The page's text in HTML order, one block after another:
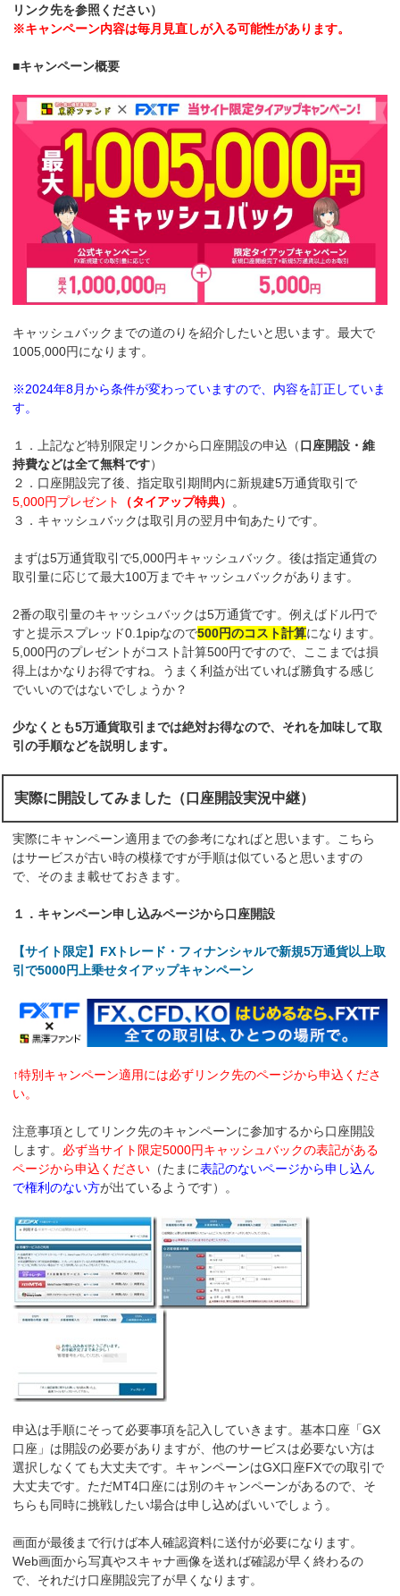
リンク先を参照ください）
※キャンペーン内容は毎月見直しが入る可能性があります。
■キャンペーン概要
キャッシュバックまでの道のりを紹介したいと思います。最大で
1005,000円になります。
※2024年8月から条件が変わっていますので、内容を訂正していま
す。
１．上記など特別限定リンクから口座開設の申込（口座開設・維
持費などは全て無料です）
２．口座開設完了後、指定取引期間内に新規建5万通貨取引で
5,000円プレゼント
（タイアップ特典） 。
３．キャッシュバックは取引月の翌月中旬あたりです。
まずは5万通貨取引で5,000円キャッシュバック。後は指定通貨の
取引量に応じて最大100万までキャッシュバックがあります。
2番の取引量のキャッシュバックは5万通貨です。例えばドル円で
すと提示スプレッド0.1pipなので500円のコスト計算になります。
5,000円のプレゼントがコスト計算500円ですので、ここまでは損
得上はかなりお得ですね。うまく利益が出ていれば勝負する感じ
でいいのではないでしょうか？
少なくとも5万通貨取引までは絶対お得なので、それを加味して取
引の手順などを説明します。
実際に開設してみました（口座開設実況中継）
実際にキャンペーン適用までの参考になればと思います。こちら
はサービスが古い時の模様ですが手順は似ていると思いますの
で、そのまま載せておきます。
１．キャンペーン申し込みページから口座開設
【サイト限定】FXトレード・フィナンシャルで新規5万通貨以上取
引で5000円上乗せタイアップキャンペーン
↑特別キャンペーン適用には必ずリンク先のページから申込くださ
い。
注意事項としてリンク先のキャンペーンに参加するから口座開設
します。 必ず当サイト限定5000円キャッシュバックの表記がある
ページから申込ください （たまに表記のないページから申し込ん
で権利のない方が出ているようです）。
申込は手順にそって必要事項を記入していきます。基本口座「GX
口座」は開設の必要がありますが、他のサービスは必要ない方は
選択しなくても大丈夫です。キャンペーンはGX口座FXでの取引で
大丈夫です。ただMT4口座には別のキャンペーンがあるので、そ
ちらも同時に挑戦したい場合は申し込めばいいでしょう。
画面が最後まで行けば本人確認資料に送付が必要になります。
Web画面から写真やスキャナ画像を送れば確認が早く終わるの
で、それだけ口座開設完了が早くなります。